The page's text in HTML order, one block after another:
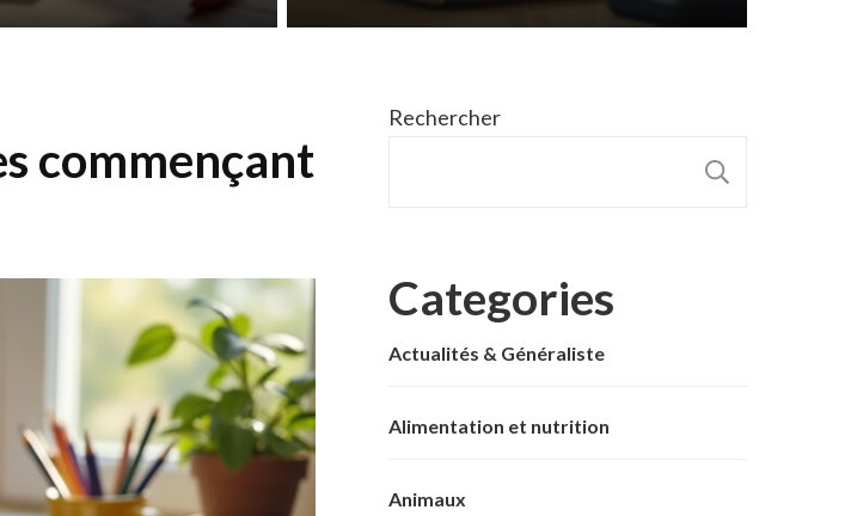
commençant
Rechercher
Categories
Actualités & Généraliste
Alimentation et nutrition
Animaux